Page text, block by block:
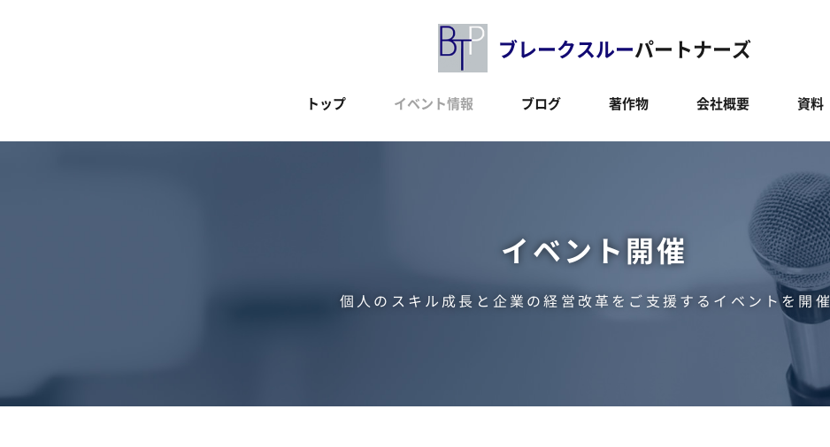
ブレークスルーパートナーズ
トップ イベント情報 ブログ 著作物 会社概要 資料
イベント開催
個人のスキル成長と企業の経営改革をご支援するイベントを開